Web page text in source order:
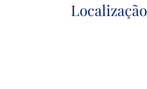
Localização